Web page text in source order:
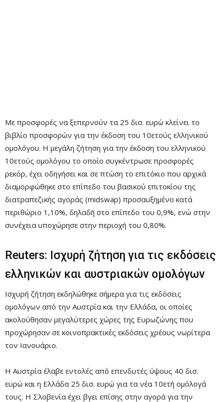
Με προσφορές να ξεπερνούν τα 25 δισ. ευρώ κλείνει το
βιβλίο προσφορών για την έκδοση του 10ετούς ελληνικού
ομολόγου. Η μεγάλη ζήτηση για την έκδοση του ελληνικού
10ετούς ομολόγου το οποίο συγκέντρωσε προσφορές
ρεκόρ, έχει οδηγήσει και σε πτώση το επιτόκιο που αρχικά
διαμορφώθηκε στο επίπεδο του βασικού επιτοκίου της
διατραπεζικής αγοράς (midswap) προσαυξημένο κατά
περιθώριο 1,10%, δηλαδή στο επίπεδο του 0,9%, ενώ στην
συνέχεια υποχώρησε στην περιοχή του 0,80%.
Reuters: Ισχυρή ζήτηση για τις εκδόσεις
ελληνικών και αυστριακών ομολόγων
Ισχυρή ζήτηση εκδηλώθηκε σήμερα για τις εκδόσεις
ομολόγων από την Αυστρία και την Ελλάδα, οι οποίες
ακολούθησαν μεγαλύτερες χώρες της Ευρωζώνης που
προχώρησαν σε κοινοπρακτικές εκδόσεις χρέους νωρίτερα
τον Ιανουάριο.
Η Αυστρία έλαβε εντολές από επενδυτές ύψους 40 δισ.
ευρώ και η Ελλάδα 25 δισ. ευρώ για τα νέα 10ετή ομόλογά
τους. Η Σλοβενία έχει βγει επίσης στην αγορά για την